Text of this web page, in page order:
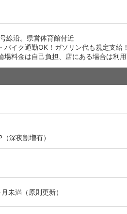
線沿。県営体育館付近
イク通勤OK！ガソリン代も規定支給
料金は自己負担、店にある場合は利
深夜割増有）
未満（原則更新）